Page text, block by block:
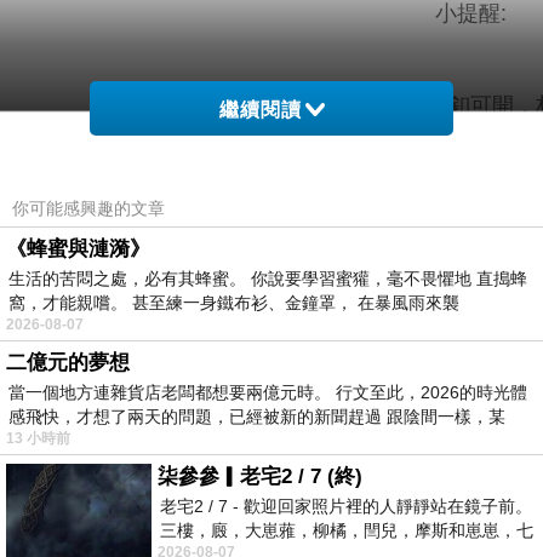
小提醒:
後釦可開，袖釦可開，
100?
維，
3
色
無
繼續閱讀
你可能感興趣的文章
《蜂蜜與漣漪》
生活的苦悶之處，必有其蜂蜜。 你說要學習蜜獾，毫不畏懼地 直搗蜂
窩，才能親嚐。 甚至練一身鐵布衫、金鐘罩， 在暴風雨來襲
2026-08-07
二億元的夢想
當一個地方連雜貨店老闆都想要兩億元時。 行文至此，2026的時光體
感飛快，才想了兩天的問題，已經被新的新聞趕過 跟陰間一樣，某
13 小時前
柒參參▎老宅2 / 7 (終)
老宅2 / 7 - 歡迎回家照片裡的人靜靜站在鏡子前。
三樓，廄，大崽蕥，柳橘，閆兒，摩斯和崽崽，七
2026-08-07